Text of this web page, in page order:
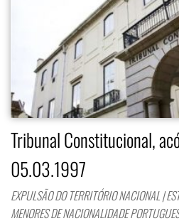
Tribunal Constitucional,
05.03.1997
EXPULSÃO DO TERRITÓRIO NACIONAL |
MENORES DE NACIONALIDADE